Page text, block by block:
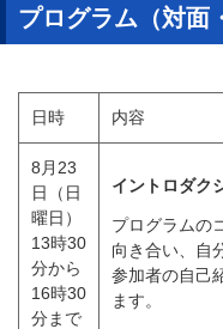
プログラム（対面
日時 内容
8月23
日（日
曜日）
13時30
分から
16時30
分まで
イントロダク
プログラムの
向き合い、自
参加者の自己
ます。